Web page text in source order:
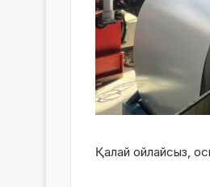
Қалай ойлайсыз,